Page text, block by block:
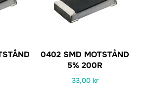
0402 SMD MOTSTÅND
5% 200R
33,00 kr